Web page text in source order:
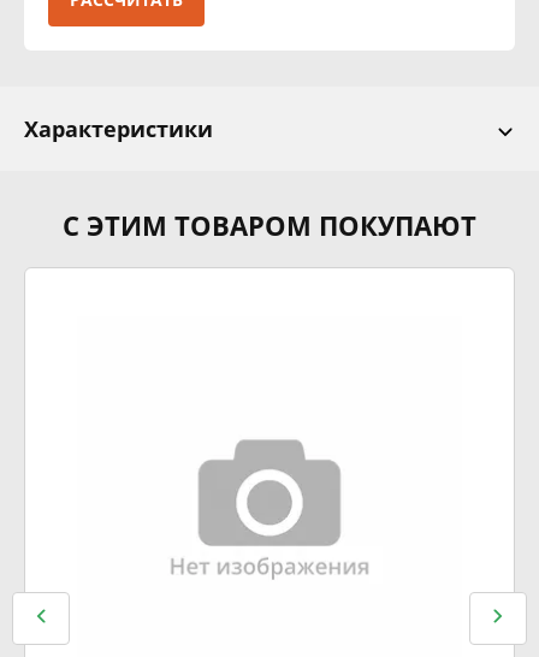
Характеристики
С ЭТИМ ТОВАРОМ ПОКУПАЮТ